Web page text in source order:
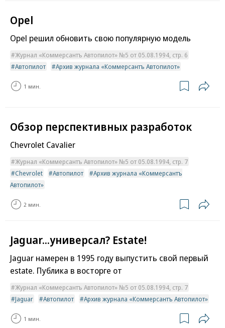
Opel
Opel решил обновить свою популярную модель
Журнал «Коммерсантъ Автопилот» №5 от 05.08.1994, стр. 6
Автопилот
Архив журнала «Коммерсантъ Автопилот»
1 мин.
Обзор перспективных разработок
Chevrolet Cavalier
Журнал «Коммерсантъ Автопилот» №5 от 05.08.1994, стр. 7
Chevrolet
Автопилот
Архив журнала «Коммерсантъ
Автопилот»
2 мин.
Jaguar...универсал? Estate!
Jaguar намерен в 1995 году выпустить свой первый
estate. Публика в восторге от
Журнал «Коммерсантъ Автопилот» №5 от 05.08.1994, стр. 7
Jaguar
Автопилот Архив журнала «Коммерсантъ Автопилот»
1 мин.